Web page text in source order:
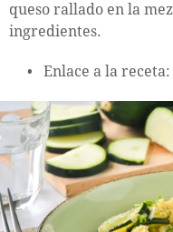
queso rallado en la
ingredientes.
Enlace a la receta: